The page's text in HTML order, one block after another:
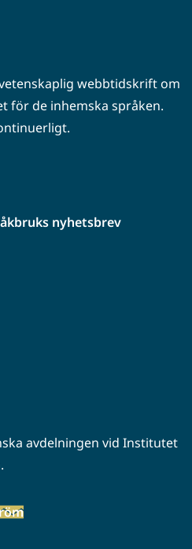
webbtidskrift om
för de inhemska språken.
nyhetsbrev
avdelningen vid Institutet